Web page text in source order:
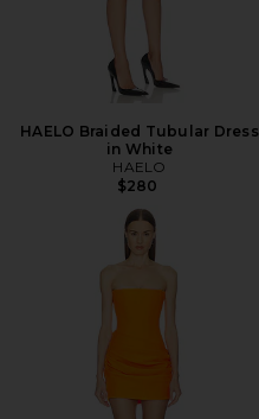
HAELO Braided Tubular Dress
in White
HAELO
$280